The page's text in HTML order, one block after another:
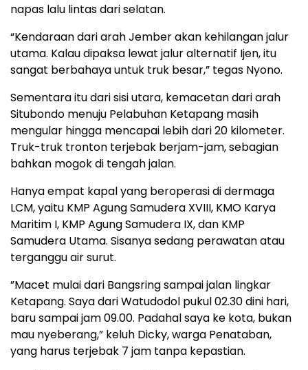
napas lalu lintas dari selatan.
“Kendaraan dari arah Jember akan kehilangan jalur
utama. Kalau dipaksa lewat jalur alternatif Ijen, itu
sangat berbahaya untuk truk besar,” tegas Nyono.
Sementara itu dari sisi utara, kemacetan dari arah
Situbondo menuju Pelabuhan Ketapang masih
mengular hingga mencapai lebih dari 20 kilometer.
Truk-truk tronton terjebak berjam-jam, sebagian
bahkan mogok di tengah jalan.
Hanya empat kapal yang beroperasi di dermaga
LCM, yaitu KMP Agung Samudera XVIII, KMO Karya
Maritim I, KMP Agung Samudera IX, dan KMP
Samudera Utama. Sisanya sedang perawatan atau
terganggu air surut.
”Macet mulai dari Bangsring sampai jalan lingkar
Ketapang. Saya dari Watudodol pukul 02.30 dini hari,
baru sampai jam 09.00. Padahal saya ke kota, bukan
mau nyeberang,” keluh Dicky, warga Penataban,
yang harus terjebak 7 jam tanpa kepastian.